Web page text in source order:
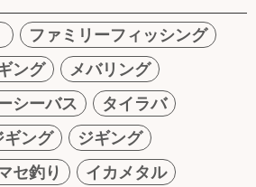
ファミリーフィッシング
ング
メバリング
シーバス
タイラバ
ギング
ジギング
セ釣り
イカメタル